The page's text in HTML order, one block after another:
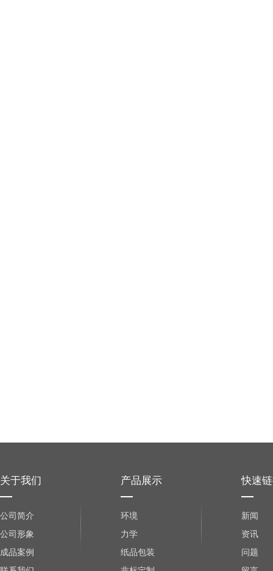
关于我们
公司简介
公司形象
成品案例
产品展示
环境
力学
纸品包装
快速
新闻
资讯
问题